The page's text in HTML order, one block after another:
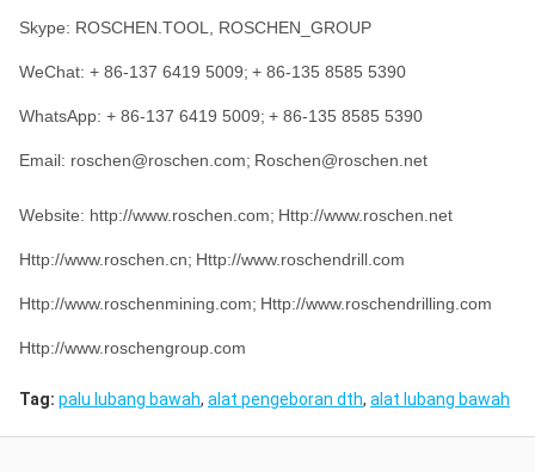
Skype: ROSCHEN.TOOL, ROSCHEN_GROUP
WeChat: + 86-137 6419 5009; + 86-135 8585 5390
WhatsApp: + 86-137 6419 5009; + 86-135 8585 5390
Email: roschen@roschen.com; Roschen@roschen.net
Website: http://www.roschen.com; Http://www.roschen.net
Http://www.roschen.cn; Http://www.roschendrill.com
Http://www.roschenmining.com; Http://www.roschendrilling.com
Http://www.roschengroup.com
Tag: palu lubang bawah, alat pengeboran dth, alat lubang bawah